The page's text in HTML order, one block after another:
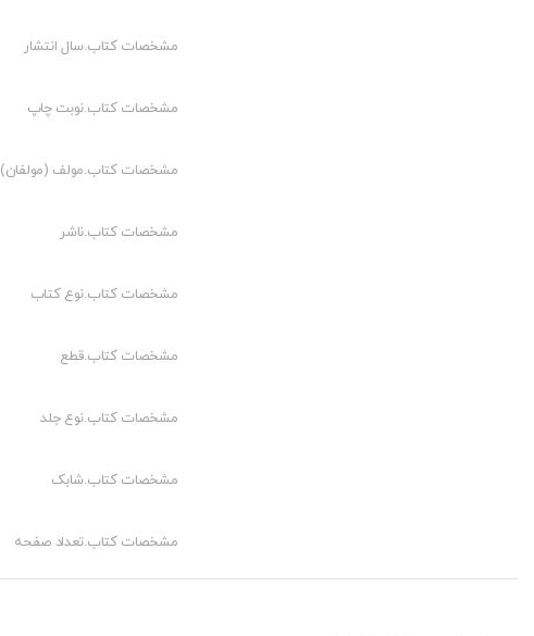
مشخصات کتاب.سال انتشار
مشخصات کتاب.نوبت چاپ
مشخصات کتاب.مولف (مولفان)
مشخصات کتاب.ناشر
مشخصات کتاب.نوع کتاب
مشخصات کتاب.قطع
مشخصات کتاب.نوع جلد
مشخصات کتاب.شابک
مشخصات کتاب.تعداد صفحه